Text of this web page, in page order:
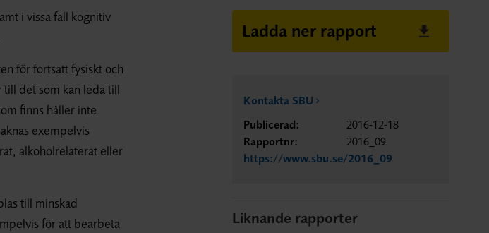
Ladda ner rapport
Kontakta SBU
Publicerad:
2016-12-18
Rapportnr:
2016_09
https://www.sbu.se/2016_09
Liknande rapporter
i vissa fall kognitiv
för fortsatt fysiskt och
det som kan leda till
finns håller inte
exempelvis
alkoholrelaterat eller
till minskad
för att bearbeta